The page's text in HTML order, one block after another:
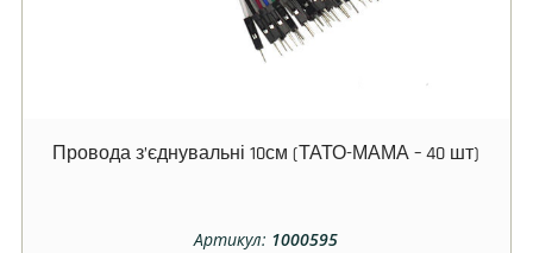
Провода з’єднувальні 10см (ТАТО-МАМА – 40 шт)
Артикул: 1000595